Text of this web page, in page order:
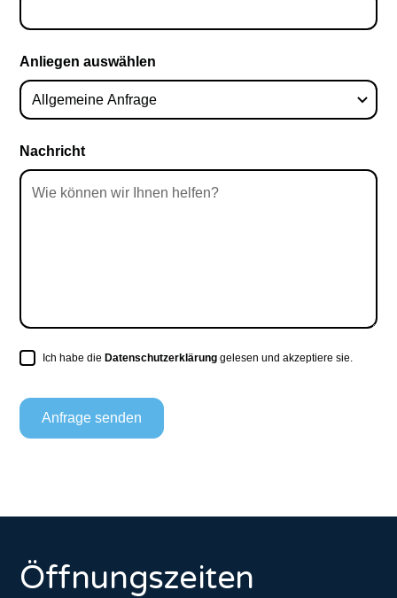
Anliegen auswählen
Nachricht
Ich habe dieDatenschutzerklärung gelesen und akzeptiere sie.
Öffnungszeiten